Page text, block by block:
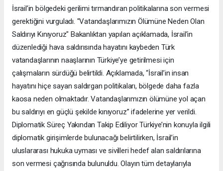
İsrail’in bölgedeki gerilimi tırmandıran politikalarına son vermesi
gerektiğini vurguladı. "Vatandaşlarımızın Ölümüne Neden Olan
Saldırıyı Kınıyoruz" Bakanlıktan yapılan açıklamada, İsrail’in
düzenlediği hava saldırısında hayatını kaybeden Türk
vatandaşlarının naaşlarının Türkiye’ye getirilmesi için
çalışmaların sürdüğü belirtildi. Açıklamada, “İsrail’in insan
hayatını hiçe sayan saldırgan politikaları, bölgede daha fazla
kaosa neden olmaktadır. Vatandaşlarımızın ölümüne yol açan
bu saldırıyı en güçlü şekilde kınıyoruz” ifadelerine yer verildi.
Diplomatik Süreç Yakından Takip Ediliyor Türkiye’nin konuyla ilgili
diplomatik girişimlerde bulunacağı belirtilirken, İsrail’in
uluslararası hukuka uyması ve sivilleri hedef alan saldırılarına
son vermesi çağrısında bulunuldu. Olayın tüm detaylarıyla